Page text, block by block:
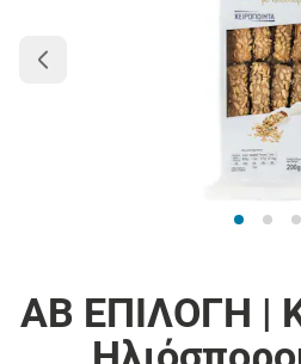
ΑΒ ΕΠΙΛΟΓΗ |